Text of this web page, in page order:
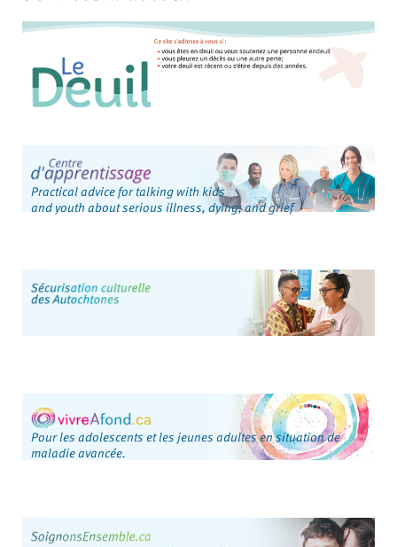
Practical advice for talking with kids
and youth about serious illness, dying, and grief
Pour les adolescents et les jeunes adultes en situation de
maladie avancée.